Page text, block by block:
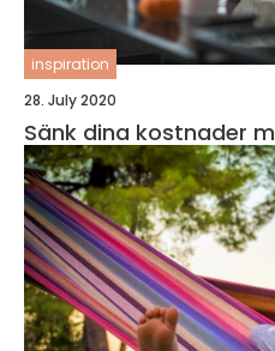
inspiration
28. July 2020
Sänk dina kostnader